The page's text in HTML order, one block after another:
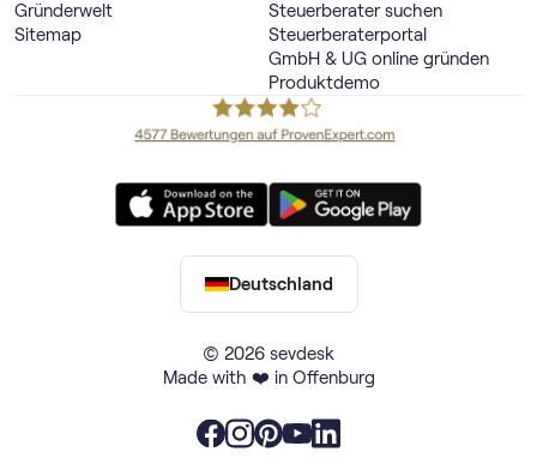
Gründerwelt
Sitemap
Steuerberater suchen
Steuerberaterportal
GmbH & UG online gründen
Produktdemo
© 2026 sevdesk
Made with ❤️ in Offenburg
Deutschland